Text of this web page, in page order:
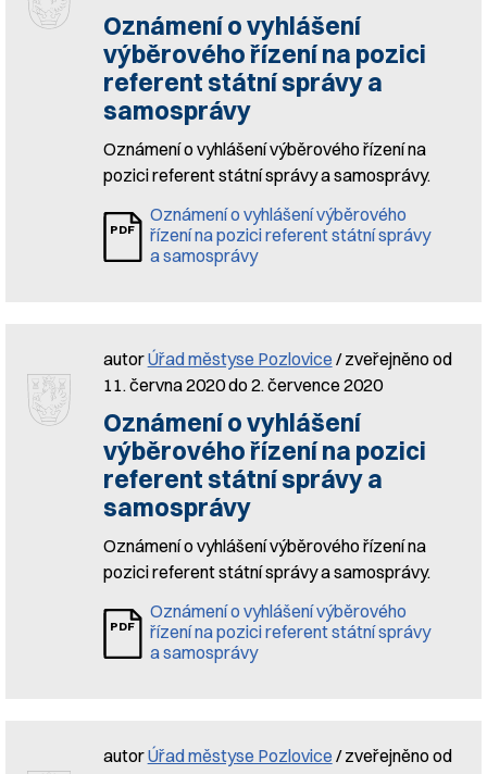
Oznámení o vyhlášení
výběrového řízení na pozici
referent státní správy a
samosprávy
Oznámení o vyhlášení výběrového řízení na
pozici referent státní správy a samosprávy.
Oznámení o vyhlášení výběrového
řízení na pozici referent státní správy
a samosprávy
autorÚřad městyse Pozlovice / zveřejněno od
11. června 2020 do 2. července 2020
Oznámení o vyhlášení
výběrového řízení na pozici
referent státní správy a
samosprávy
Oznámení o vyhlášení výběrového řízení na
pozici referent státní správy a samosprávy.
Oznámení o vyhlášení výběrového
řízení na pozici referent státní správy
a samosprávy
autorÚřad městyse Pozlovice / zveřejněno od